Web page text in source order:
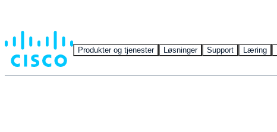
Produkter og tjenester Løsninger Support Læring